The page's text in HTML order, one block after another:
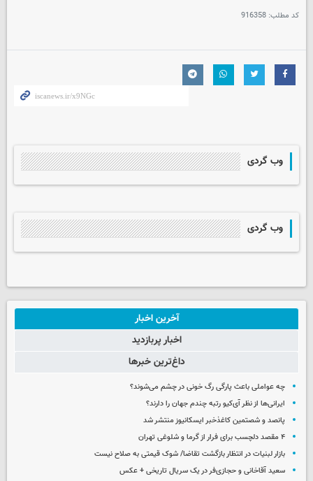
کد مطلب: 916358
وب گردی
وب گردی
آخرین اخبار
اخبار پربازدید
داغ‌ترین خبرها
چه عواملی باعث پارگی رگ خونی در چشم می‌شوند؟
ایرانی‌ها از نظر آی‌کیو رتبه چندم جهان را دارند؟
پانصد و شصتمین کاغذخبر ایسکانیوز منتشر شد
۴ مقصد دلچسب برای فرار از گرما و شلوغی تهران
بازار لبنیات در انتظار بازگشت تقاضا/ شوک قیمتی به صلاح نیست
سعید آقاخانی و حجازی‌فر در یک سریال تاریخی + عکس